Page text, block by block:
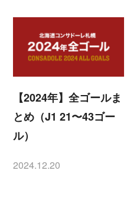
【2024年】全ゴールま
とめ（J1 21〜43ゴー
ル）
投稿日
2024.12.20